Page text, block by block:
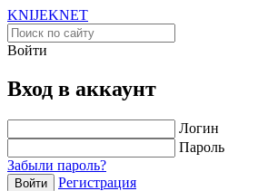
KNIJEKNET
Войти
Вход в аккаунт
Логин
Пароль
Забыли пароль?
Войти
Регистрация